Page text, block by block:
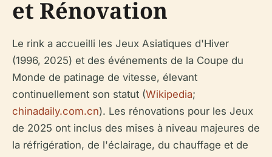
et Rénovation
Le rink a accueilli les Jeux Asiatiques d'Hiver
(1996, 2025) et des événements de la Coupe du
Monde de patinage de vitesse, élevant
continuellement son statut (Wikipedia;
chinadaily.com.cn). Les rénovations pour les Jeux
de 2025 ont inclus des mises à niveau majeures de
la réfrigération, de l'éclairage, du chauffage et de